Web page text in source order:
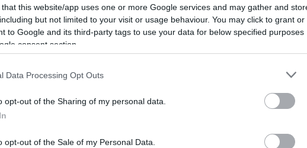
that this website/app uses one or more Google services and may gather and
but not limited to your visit or usage behaviour. You may click to grant or
to Google and its third-party tags to use your data for below specified purposes
consent section.
Data Processing Opt Outs
opt-out of the Sharing of my personal data.
opt-out of the Sale of my Personal Data.
első szabadedzése, amelyet George Russell